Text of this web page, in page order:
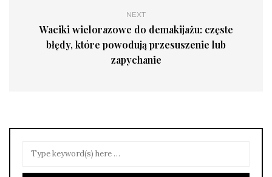
NEXT
Waciki wielorazowe do demakijażu: częste
błędy, które powodują przesuszenie lub
zapychanie